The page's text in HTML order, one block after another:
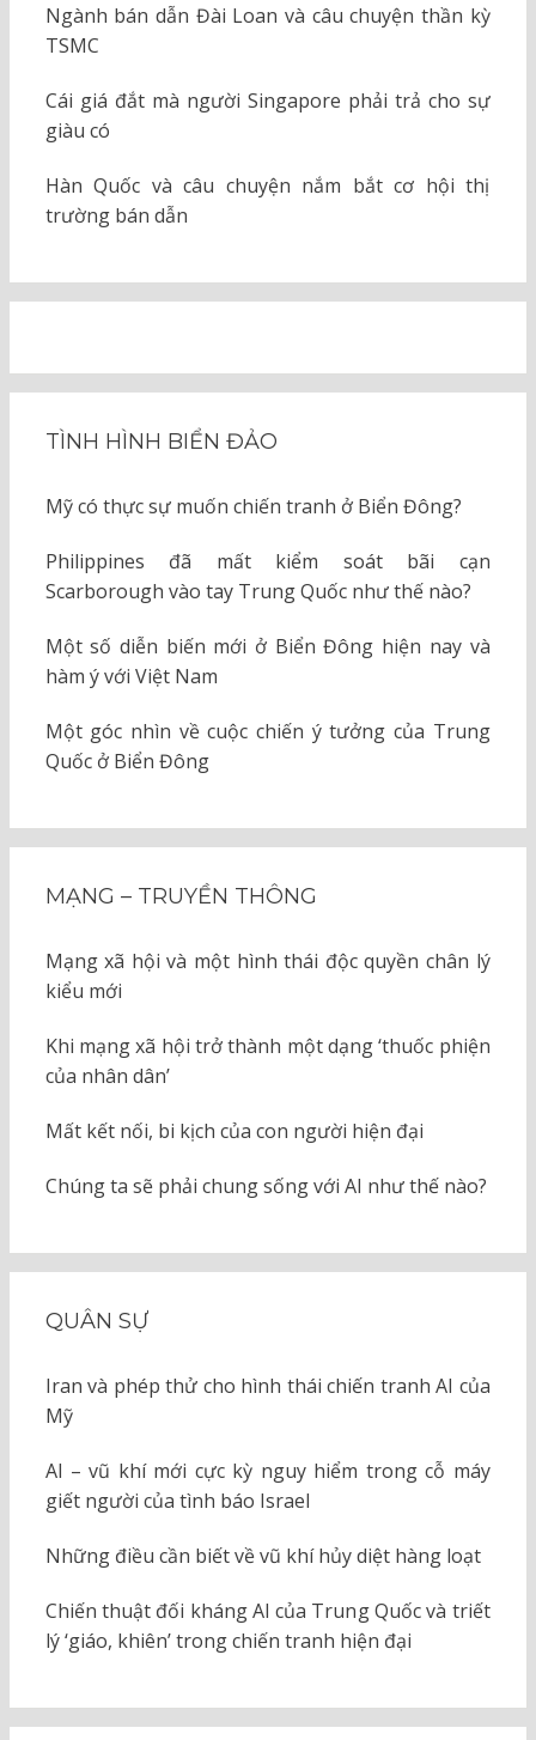
Ngành bán dẫn Đài Loan và câu chuyện thần kỳ
TSMC
Cái giá đắt mà người Singapore phải trả cho sự
giàu có
Hàn Quốc và câu chuyện nắm bắt cơ hội thị
trường bán dẫn
TÌNH HÌNH BIỂN ĐẢO
Mỹ có thực sự muốn chiến tranh ở Biển Đông?
Philippines đã mất kiểm soát bãi cạn
Scarborough vào tay Trung Quốc như thế nào?
Một số diễn biến mới ở Biển Đông hiện nay và
hàm ý với Việt Nam
Một góc nhìn về cuộc chiến ý tưởng của Trung
Quốc ở Biển Đông
MẠNG – TRUYỀN THÔNG
Mạng xã hội và một hình thái độc quyền chân lý
kiểu mới
Khi mạng xã hội trở thành một dạng ‘thuốc phiện
của nhân dân’
Mất kết nối, bi kịch của con người hiện đại
Chúng ta sẽ phải chung sống với AI như thế nào?
QUÂN SỰ
Iran và phép thử cho hình thái chiến tranh AI của
Mỹ
AI – vũ khí mới cực kỳ nguy hiểm trong cỗ máy
giết người của tình báo Israel
Những điều cần biết về vũ khí hủy diệt hàng loạt
Chiến thuật đối kháng AI của Trung Quốc và triết
lý ‘giáo, khiên’ trong chiến tranh hiện đại